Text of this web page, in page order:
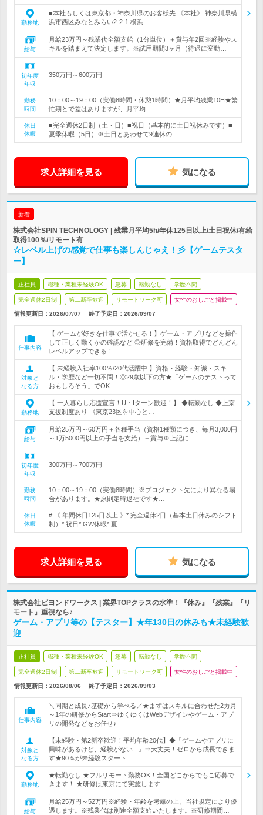
勤務地
■本社もしくは東京都・神奈川県のお客様先 《本社》 神奈川県横
浜市西区みなとみらい2-2-1 横浜…
給与
月給23万円～残業代全額支給（1分単位）＋賞与年2回※経験やス
キルを踏まえて決定します。※試用期間3ヶ月（待遇に変動…
初年度
年収
350万円～600万円
勤務
時間
10：00～19：00（実働8時間・休憩1時間）★月平均残業10H★繁
忙期とで差はありますが、月平均…
休日
休暇
■完全週休2日制（土・日）■祝日（基本的に土日祝休みです）■
夏季休暇（5日）※土日とあわせて9連休の…
求人詳細を見る 気になる
新着
株式会社SPIN TECHNOLOGY | 残業月平均5h/年休125日以上/土日祝休/有給
取得100％/リモート有
☆レベル上げの感覚で仕事も楽しんじゃえ！彡【ゲームテスタ
ー】
正社員 職種・業種未経験OK 急募 転勤なし 学歴不問
完全週休2日制 第二新卒歓迎 リモートワーク可 女性のおしごと掲載中
情報更新日：2026/07/07 終了予定日： 2026/09/07
仕事内容
【 ゲームが好きを仕事で活かせる！】ゲーム・アプリなどを操作
して正しく動くかの確認など ◎研修を完備！資格取得でどんどん
レベルアップできる！
対象と
なる方
【 未経験入社率100％/20代活躍中 】資格・経験・知識・スキ
ル・学歴など一切不問！◎29歳以下の方★「ゲームのテストって
おもしろそう」でOK
勤務地
【 一人暮らし応援宣言！U・Iターン歓迎！】 ◆転勤なし ◆上京
支援制度あり 《東京23区を中心と…
給与
月給25万円～60万円＋各種手当（資格1種類につき、毎月3,000円
～1万5000円以上の手当を支給）＋賞与※上記に…
初年度
年収
300万円～700万円
勤務
時間
10：00～19：00（実働8時間）※プロジェクト先により異なる場
合があります。★原則定時退社です★…
休日
休暇
# 《 年間休日125日以上 》* 完全週休2日（基本土日休みのシフト
制）* 祝日* GW休暇* 夏…
求人詳細を見る 気になる
株式会社ビヨンドワークス | 業界TOPクラスの水準！『休み』『残業』『リ
モート』重視なら♪
ゲーム・アプリ等の【テスター】★年130日の休みも★未経験歓
迎
正社員 職種・業種未経験OK 急募 転勤なし 学歴不問
完全週休2日制 第二新卒歓迎 リモートワーク可 女性のおしごと掲載中
情報更新日：2026/08/06 終了予定日： 2026/09/03
仕事内容
＼同期と成長♪基礎から学べる／★まずはスキルに合わせた2カ月
～1年の研修からStart⇒ゆくゆくはWebデザインやゲーム・アプ
リの開発などをお任せ♪
対象と
なる方
【未経験・第2新卒歓迎！平均年齢20代】◆「ゲームやアプリに
興味があるけど、経験がない...」⇒大丈夫！ゼロから成長できま
す★90％が未経験スタート
勤務地
★転勤なし ★フルリモート勤務OK！全国どこからでもご応募で
きます！ ★研修は東京にて実施します…
給与
月給25万円～52万円※経験・年齢を考慮の上、当社規定により優
遇します。※残業代は別途全額支給いたします。※研修期間…